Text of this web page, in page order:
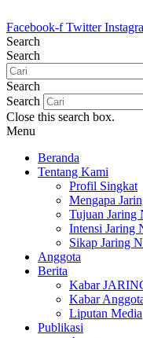
ke
konten
Facebook-f Twitter
Search
Search
Search
Search
Close this search box.
Menu
Beranda
Tentang Kami
Profil Singkat
Mengapa
Tujuan Jaring
Intensi Jaring
Sikap Jaring
Anggota
Berita
Kabar
Kabar
Liputan Media
Publikasi